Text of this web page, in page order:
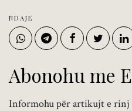
NDAJE
Abonohu me
Informohu për artikujt e rinj